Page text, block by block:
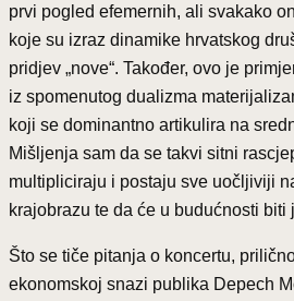
prvi pogled efemernih, ali svakako
koje su izraz dinamike hrvatskog
pridjev „nove“. Također, ovo je
iz spomenutog dualizma
koji se dominantno artikulira na
Mišljenja sam da se takvi sitni
multipliciraju i postaju sve uočljiviji
krajobrazu te da će u budućnosti biti
Što se tiče pitanja o koncertu,
ekonomskoj snazi publika Depech